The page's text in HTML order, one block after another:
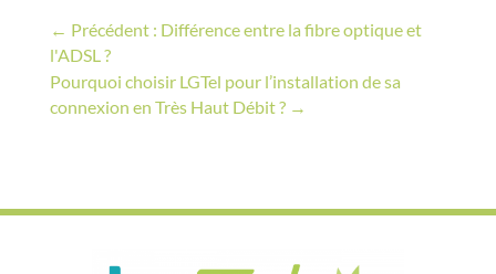
← Précédent : Différence entre la fibre optique et
l'ADSL ?
Pourquoi choisir LGTel pour l’installation de sa
connexion en Très Haut Débit ?→